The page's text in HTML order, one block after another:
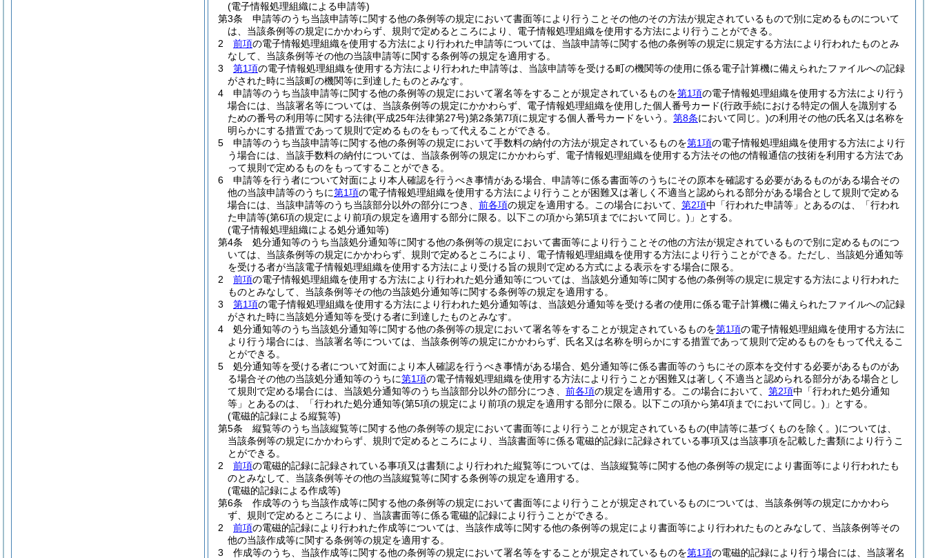
(電子情報処理組織による申請等)
第3条
申請等のうち当該申請等に関する他の条例等の規定において書面等により行うことその他のその方法が規定されているもので別に定めるものについて
は、当該条例等の規定にかかわらず、規則で定めるところにより、電子情報処理組織を使用する方法により行うことができる。
2
前項の電子情報処理組織を使用する方法により行われた申請等については、当該申請等に関する他の条例等の規定に規定する方法により行われたものとみ
なして、当該条例等その他の当該申請等に関する条例等の規定を適用する。
3
第1項の電子情報処理組織を使用する方法により行われた申請等は、当該申請等を受ける町の機関等の使用に係る電子計算機に備えられたファイルへの記録
がされた時に当該町の機関等に到達したものとみなす。
4
申請等のうち当該申請等に関する他の条例等の規定において署名等をすることが規定されているものを第1項の電子情報処理組織を使用する方法により行う
場合には、当該署名等については、当該条例等の規定にかかわらず、電子情報処理組織を使用した個人番号カード(行政手続における特定の個人を識別する
ための番号の利用等に関する法律(平成25年法律第27号)第2条第7項に規定する個人番号カードをいう。 第8条において同じ。)の利用その他の氏名又は名称を
明らかにする措置であって規則で定めるものをもって代えることができる。
5
申請等のうち当該申請等に関する他の条例等の規定において手数料の納付の方法が規定されているものを第1項の電子情報処理組織を使用する方法により行
う場合には、当該手数料の納付については、当該条例等の規定にかかわらず、電子情報処理組織を使用する方法その他の情報通信の技術を利用する方法であ
って規則で定めるものをもってすることができる。
6
申請等を行う者について対面により本人確認を行うべき事情がある場合、申請等に係る書面等のうちにその原本を確認する必要があるものがある場合その
他の当該申請等のうちに第1項の電子情報処理組織を使用する方法により行うことが困難又は著しく不適当と認められる部分がある場合として規則で定める
場合には、当該申請等のうち当該部分以外の部分につき、 前各項の規定を適用する。 この場合において、 第2項中「行われた申請等」とあるのは、「行われ
た申請等(第6項の規定により前項の規定を適用する部分に限る。以下この項から第5項までにおいて同じ。) 」とする。
(電子情報処理組織による処分通知等)
第4条
処分通知等のうち当該処分通知等に関する他の条例等の規定において書面等により行うことその他の方法が規定されているもので別に定めるものにつ
いては、当該条例等の規定にかかわらず、規則で定めるところにより、電子情報処理組織を使用する方法により行うことができる。 ただし、当該処分通知等
を受ける者が当該電子情報処理組織を使用する方法により受ける旨の規則で定める方式による表示をする場合に限る。
2
前項の電子情報処理組織を使用する方法により行われた処分通知等については、当該処分通知等に関する他の条例等の規定に規定する方法により行われた
ものとみなして、当該条例等その他の当該処分通知等に関する条例等の規定を適用する。
3
第1項の電子情報処理組織を使用する方法により行われた処分通知等は、当該処分通知等を受ける者の使用に係る電子計算機に備えられたファイルへの記録
がされた時に当該処分通知等を受ける者に到達したものとみなす。
4
処分通知等のうち当該処分通知等に関する他の条例等の規定において署名等をすることが規定されているものを第1項の電子情報処理組織を使用する方法に
より行う場合には、当該署名等については、当該条例等の規定にかかわらず、氏名又は名称を明らかにする措置であって規則で定めるものをもって代えるこ
とができる。
5
処分通知等を受ける者について対面により本人確認を行うべき事情がある場合、処分通知等に係る書面等のうちにその原本を交付する必要があるものがあ
る場合その他の当該処分通知等のうちに第1項の電子情報処理組織を使用する方法により行うことが困難又は著しく不適当と認められる部分がある場合とし
て規則で定める場合には、当該処分通知等のうち当該部分以外の部分につき、 前各項の規定を適用する。 この場合において、 第2項中「行われた処分通知
等」とあるのは、「行われた処分通知等(第5項の規定により前項の規定を適用する部分に限る。以下この項から第4項までにおいて同じ。) 」とする。
(電磁的記録による縦覧等)
第5条
縦覧等のうち当該縦覧等に関する他の条例等の規定において書面等により行うことが規定されているもの(申請等に基づくものを除く。)については、
当該条例等の規定にかかわらず、規則で定めるところにより、当該書面等に係る電磁的記録に記録されている事項又は当該事項を記載した書類により行うこ
とができる。
2
前項の電磁的記録に記録されている事項又は書類により行われた縦覧等については、当該縦覧等に関する他の条例等の規定により書面等により行われたも
のとみなして、当該条例等その他の当該縦覧等に関する条例等の規定を適用する。
(電磁的記録による作成等)
第6条
作成等のうち当該作成等に関する他の条例等の規定において書面等により行うことが規定されているものについては、当該条例等の規定にかかわら
ず、規則で定めるところにより、当該書面等に係る電磁的記録により行うことができる。
2
前項の電磁的記録により行われた作成等については、当該作成等に関する他の条例等の規定により書面等により行われたものとみなして、当該条例等その
他の当該作成等に関する条例等の規定を適用する。
3
作成等のうち、当該作成等に関する他の条例等の規定において署名等をすることが規定されているものを第1項の電磁的記録により行う場合には、当該署名